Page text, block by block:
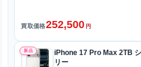
買取価格252,500 円
新品
iPhone 17 Pro Max 2TB
リー